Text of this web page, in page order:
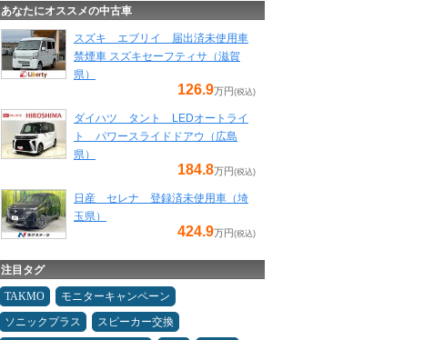
あなたにオススメの中古車
スズキ エブリイ 届出済未使用車
禁煙車 スズキセーフティサ（滋賀
県）
126.9万円 (税込)
ダイハツ タント LEDオートライ
ト パワースライドドアウ（広島
県）
184.8万円 (税込)
日産 セレナ 登録済未使用車（埼
玉県）
424.9万円 (税込)
注目タグ
TAKMO
モニターキャンペーン
ソニックプラス
スピーカー交換